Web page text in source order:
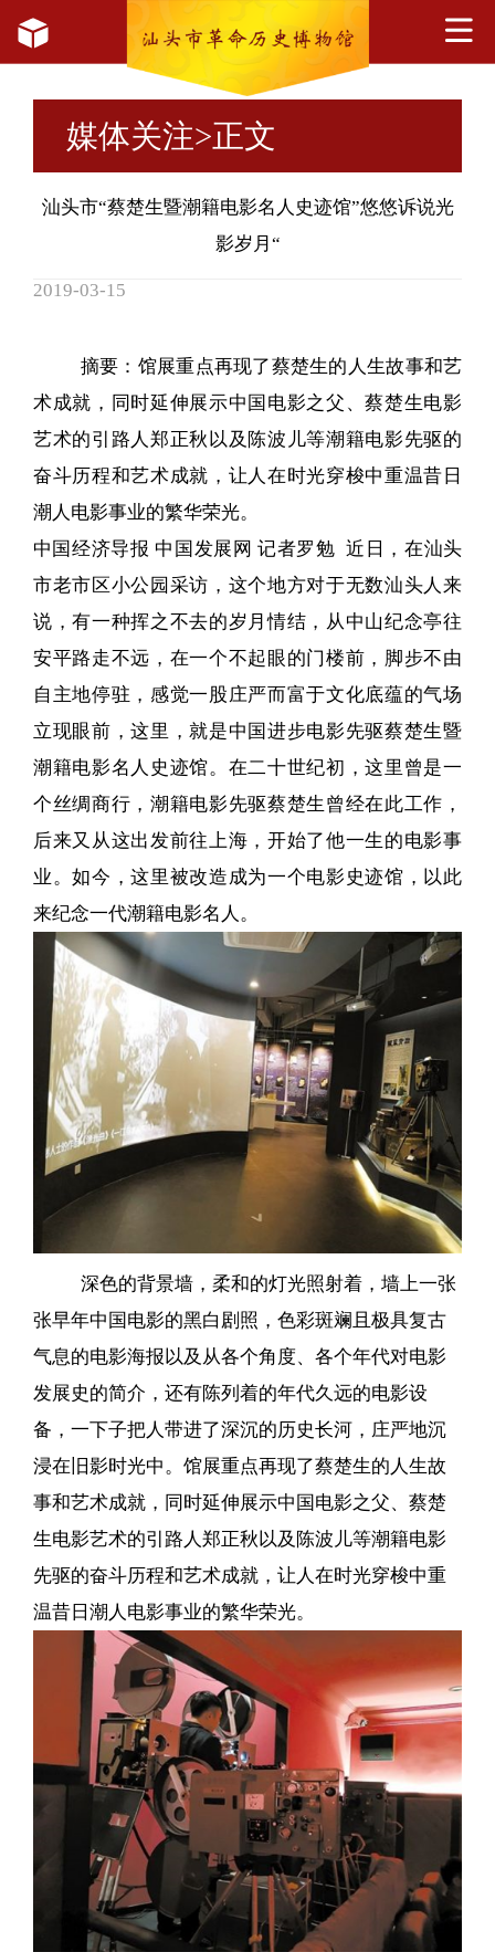
媒体关注>正文
汕头市“蔡楚生暨潮籍电影名人史迹馆”悠悠诉说光
影岁月“
2019-03-15
摘要：馆展重点再现了蔡楚生的人生故事和艺
术成就，同时延伸展示中国电影之父、蔡楚生电影
艺术的引路人郑正秋以及陈波儿等潮籍电影先驱的
奋斗历程和艺术成就，让人在时光穿梭中重温昔日
潮人电影事业的繁华荣光。
中国经济导报 中国发展网 记者罗勉 近日，在汕头
市老市区小公园采访，这个地方对于无数汕头人来
说，有一种挥之不去的岁月情结，从中山纪念亭往
安平路走不远，在一个不起眼的门楼前，脚步不由
自主地停驻，感觉一股庄严而富于文化底蕴的气场
立现眼前，这里，就是中国进步电影先驱蔡楚生暨
潮籍电影名人史迹馆。在二十世纪初，这里曾是一
个丝绸商行，潮籍电影先驱蔡楚生曾经在此工作，
后来又从这出发前往上海，开始了他一生的电影事
业。如今，这里被改造成为一个电影史迹馆，以此
来纪念一代潮籍电影名人。
深色的背景墙，柔和的灯光照射着，墙上一张
张早年中国电影的黑白剧照，色彩斑斓且极具复古
气息的电影海报以及从各个角度、各个年代对电影
发展史的简介，还有陈列着的年代久远的电影设
备，一下子把人带进了深沉的历史长河，庄严地沉
浸在旧影时光中。馆展重点再现了蔡楚生的人生故
事和艺术成就，同时延伸展示中国电影之父、蔡楚
生电影艺术的引路人郑正秋以及陈波儿等潮籍电影
先驱的奋斗历程和艺术成就，让人在时光穿梭中重
温昔日潮人电影事业的繁华荣光。